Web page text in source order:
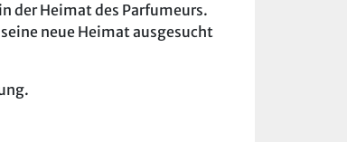
der Heimat des Parfumeurs.
neue Heimat ausgesucht